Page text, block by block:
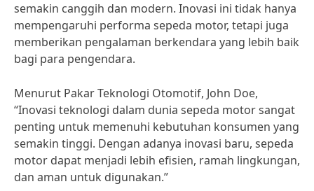
semakin canggih dan modern. Inovasi ini tidak hanya
mempengaruhi performa sepeda motor, tetapi juga
memberikan pengalaman berkendara yang lebih baik
bagi para pengendara.
Menurut Pakar Teknologi Otomotif, John Doe,
“Inovasi teknologi dalam dunia sepeda motor sangat
penting untuk memenuhi kebutuhan konsumen yang
semakin tinggi. Dengan adanya inovasi baru, sepeda
motor dapat menjadi lebih efisien, ramah lingkungan,
dan aman untuk digunakan.”